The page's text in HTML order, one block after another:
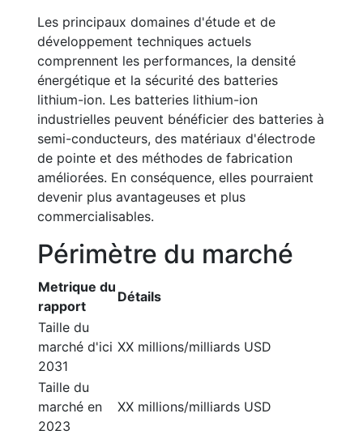
Les principaux domaines d'étude et de
développement techniques actuels
comprennent les performances, la densité
énergétique et la sécurité des batteries
lithium-ion. Les batteries lithium-ion
industrielles peuvent bénéficier des batteries à
semi-conducteurs, des matériaux d'électrode
de pointe et des méthodes de fabrication
améliorées. En conséquence, elles pourraient
devenir plus avantageuses et plus
commercialisables.
Périmètre du marché
Metrique du
rapport
Détails
Taille du
marché d'ici
2031
XX millions/milliards USD
Taille du
marché en
2023
XX millions/milliards USD